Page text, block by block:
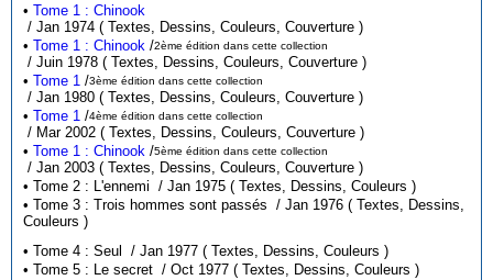
•Tome 1 : Chinook
/ Jan 1974 ( Textes, Dessins, Couleurs, Couverture )
•Tome 1 : Chinook /2ème édition dans cette collection
/ Juin 1978 ( Textes, Dessins, Couleurs, Couverture )
•Tome 1 /3ème édition dans cette collection
/ Jan 1980 ( Textes, Dessins, Couleurs, Couverture )
•Tome 1 /4ème édition dans cette collection
/ Mar 2002 ( Textes, Dessins, Couleurs, Couverture )
•Tome 1 : Chinook /5ème édition dans cette collection
/ Jan 2003 ( Textes, Dessins, Couleurs, Couverture )
• Tome 2 : L'ennemi / Jan 1975 ( Textes, Dessins, Couleurs )
• Tome 3 : Trois hommes sont passés / Jan 1976 ( Textes, Dessins,
Couleurs )
• Tome 4 : Seul / Jan 1977 ( Textes, Dessins, Couleurs )
• Tome 5 : Le secret / Oct 1977 ( Textes, Dessins, Couleurs )